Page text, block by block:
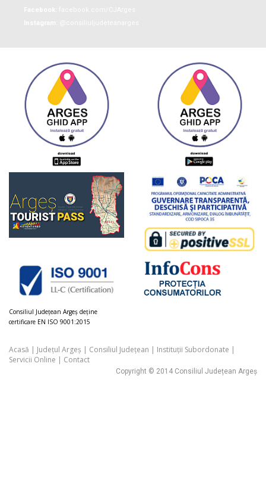
Consiliul Judeţean Argeș deţine
certificare EN ISO 9001:2015
Acasă | Județul Argeș | Consiliul Județean | Instituții Subordonate |
Servicii Online | Contact
Copyright © 2014 Consiliul Județean Argeș